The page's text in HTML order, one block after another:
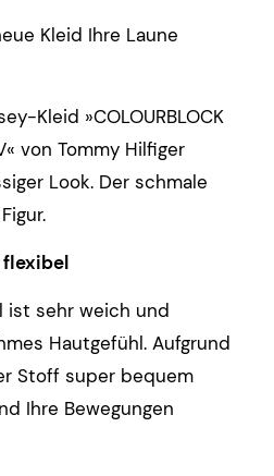
Kleid Ihre Laune
Kleid »COLOURBLOCK
von Tommy Hilfiger
Look. Der schmale
flexibel
ist sehr weich und
Hautgefühl. Aufgrund
Stoff super bequem
Ihre Bewegungen